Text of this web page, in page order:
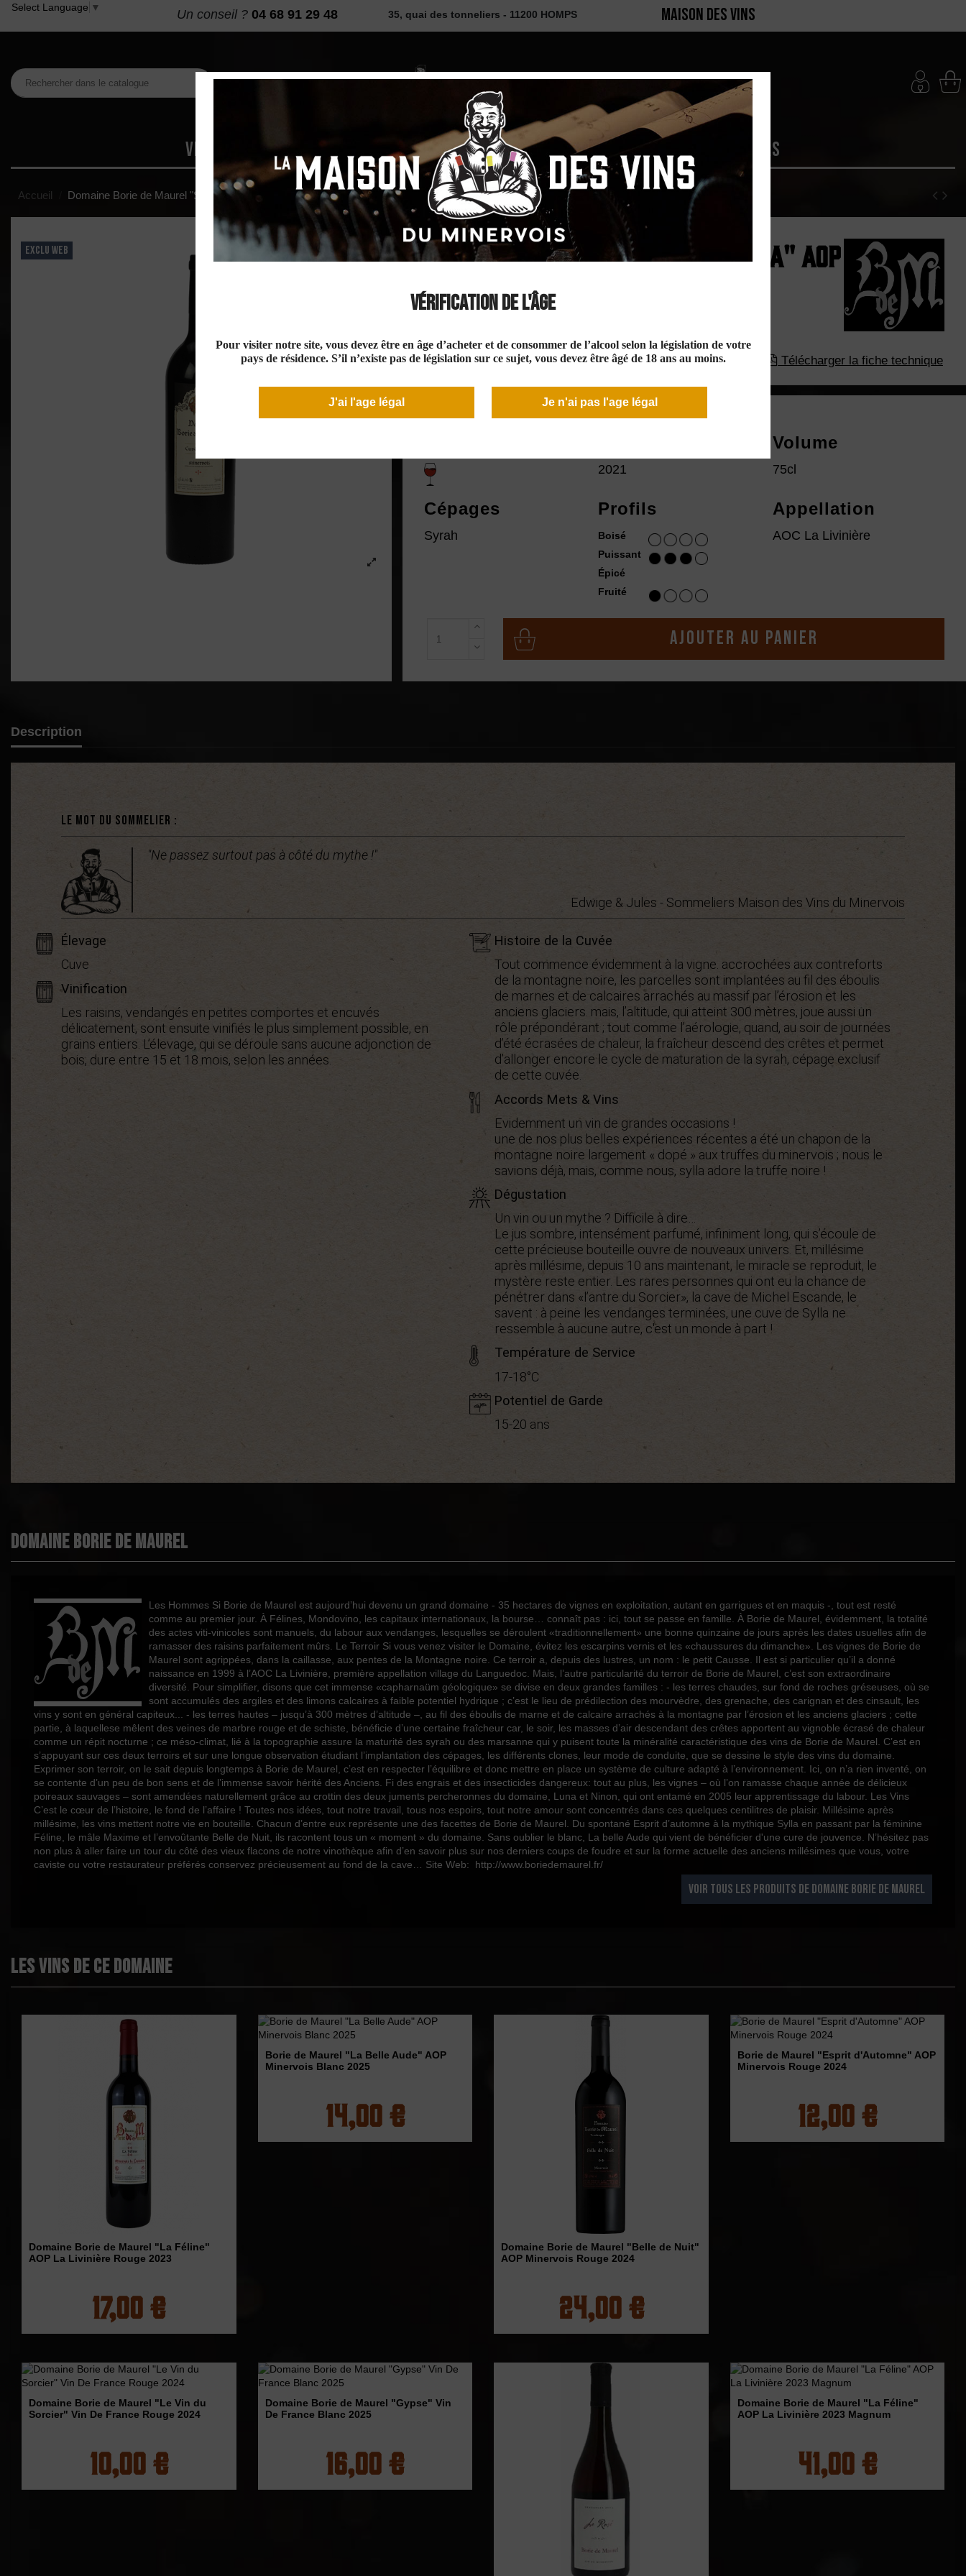
Vérification de l'âge
Pour visiter notre site, vous devez être en âge d’acheter et de consommer de l’alcool selon la législation de votre
pays de résidence. S’il n’existe pas de législation sur ce sujet, vous devez être âgé de 18 ans au moins.
J'ai l'age légal Je n'ai pas l'age légal
Un conseil ? 04 68 91 29 48 35, quai des tonneliers - 11200 HOMPS MAISON DES VINS
Select Language ▼
VINS MAISON DES VINS SELECTION
2026
COUP DE ❤ DÉCOUVERTE PRODUCTEURS
Accueil Domaine Borie de Maurel "Sylla" AOP Livinière Rouge 2021
EXCLU WEB
Domaine Borie de Maurel "Sylla" AOP
Livinière Rouge 2021
Télécharger la fiche technique
2021
Volume
75cl
Cépages
Syrah
Profils
Boisé
Puissant
Épicé
Fruité
Appellation
AOC La Livinière
Ajouter au panier
Description
Le mot du sommelier :
"Ne passez surtout pas à côté du mythe !"
Edwige & Jules - Sommeliers Maison des Vins du Minervois
Élevage
Cuve
Vinification
Les raisins, vendangés en petites comportes et encuvés
délicatement, sont ensuite vinifiés le plus simplement possible, en
grains entiers. L’élevage, qui se déroule sans aucune adjonction de
bois, dure entre 15 et 18 mois, selon les années.
Histoire de la Cuvée
Tout commence évidemment à la vigne. accrochées aux contreforts
de la montagne noire, les parcelles sont implantées au fil des éboulis
de marnes et de calcaires arrachés au massif par l’érosion et les
anciens glaciers. mais, l’altitude, qui atteint 300 mètres, joue aussi un
rôle prépondérant ; tout comme l’aérologie, quand, au soir de journées
d’été écrasées de chaleur, la fraîcheur descend des crêtes et permet
d’allonger encore le cycle de maturation de la syrah, cépage exclusif
de cette cuvée.
Accords Mets & Vins
Evidemment un vin de grandes occasions !
une de nos plus belles expériences récentes a été un chapon de la
montagne noire largement « dopé » aux truffes du minervois ; nous le
savions déjà, mais, comme nous, sylla adore la truffe noire !
Dégustation
Un vin ou un mythe ? Difficile à dire…
Le jus sombre, intensément parfumé, infiniment long, qui s’écoule de
cette précieuse bouteille ouvre de nouveaux univers. Et, millésime
après millésime, depuis 10 ans maintenant, le miracle se reproduit, le
mystère reste entier. Les rares personnes qui ont eu la chance de
pénétrer dans «l’antre du Sorcier», la cave de Michel Escande, le
savent : à peine les vendanges terminées, une cuve de Sylla ne
ressemble à aucune autre, c'est un monde à part !
Température de Service
17-18°C
Potentiel de Garde
15-20 ans
Épicé
Profil Puissant
Couleur Rouge
Millésime
Volume 75cl
Rayons
Vin Autres Années
Vin Autres Années
Vin Autres Années
Domaine Borie de Maurel
Les Hommes Si Borie de Maurel est aujourd’hui devenu un grand domaine - 35 hectares de vignes en exploitation, autant en garrigues et en maquis -, tout est resté
comme au premier jour. À Félines, Mondovino, les capitaux internationaux, la bourse… connaît pas : ici, tout se passe en famille. À Borie de Maurel, évidemment, la totalité
des actes viti-vinicoles sont manuels, du labour aux vendanges, lesquelles se déroulent «traditionnellement» une bonne quinzaine de jours après les dates usuelles afin de
ramasser des raisins parfaitement mûrs. Le Terroir Si vous venez visiter le Domaine, évitez les escarpins vernis et les «chaussures du dimanche». Les vignes de Borie de
Maurel sont agrippées, dans la caillasse, aux pentes de la Montagne noire. Ce terroir a, depuis des lustres, un nom : le petit Causse. Il est si particulier qu’il a donné
naissance en 1999 à l’AOC La Livinière, première appellation village du Languedoc. Mais, l’autre particularité du terroir de Borie de Maurel, c’est son extraordinaire
diversité. Pour simplifier, disons que cet immense «capharnaüm géologique» se divise en deux grandes familles : - les terres chaudes, sur fond de roches gréseuses, où se
sont accumulés des argiles et des limons calcaires à faible potentiel hydrique ; c’est le lieu de prédilection des mourvèdre, des grenache, des carignan et des cinsault, les
vins y sont en général capiteux... - les terres hautes – jusqu’à 300 mètres d’altitude –, au fil des éboulis de marne et de calcaire arrachés à la montagne par l’érosion et les anciens glaciers ; cette
partie, à laquellese mêlent des veines de marbre rouge et de schiste, bénéficie d’une certaine fraîcheur car, le soir, les masses d’air descendant des crêtes apportent au vignoble écrasé de chaleur
comme un répit nocturne ; ce méso-climat, lié à la topographie assure la maturité des syrah ou des marsanne qui y puisent toute la minéralité caractéristique des vins de Borie de Maurel. C’est en
s’appuyant sur ces deux terroirs et sur une longue observation étudiant l’implantation des cépages, les différents clones, leur mode de conduite, que se dessine le style des vins du domaine.
Exprimer son terroir, on le sait depuis longtemps à Borie de Maurel, c’est en respecter l’équilibre et donc mettre en place un système de culture adapté à l’environnement. Ici, on n’a rien inventé, on
se contente d’un peu de bon sens et de l’immense savoir hérité des Anciens. Fi des engrais et des insecticides dangereux: tout au plus, les vignes – où l’on ramasse chaque année de délicieux
poireaux sauvages – sont amendées naturellement grâce au crottin des deux juments percheronnes du domaine, Luna et Ninon, qui ont entamé en 2005 leur apprentissage du labour. Les Vins
C’est le cœur de l’histoire, le fond de l’affaire ! Toutes nos idées, tout notre travail, tous nos espoirs, tout notre amour sont concentrés dans ces quelques centilitres de plaisir. Millésime après
millésime, les vins mettent notre vie en bouteille. Chacun d’entre eux représente une des facettes de Borie de Maurel. Du spontané Esprit d’automne à la mythique Sylla en passant par la féminine
Féline, le mâle Maxime et l’envoûtante Belle de Nuit, ils racontent tous un « moment » du domaine. Sans oublier le blanc, La belle Aude qui vient de bénéficier d'une cure de jouvence. N’hésitez pas
non plus à aller faire un tour du côté des vieux flacons de notre vinothèque afin d’en savoir plus sur nos derniers coups de foudre et sur la forme actuelle des anciens millésimes que vous, votre
caviste ou votre restaurateur préférés conservez précieusement au fond de la cave… Site Web: http://www.boriedemaurel.fr/
VOIR TOUS LES PRODUITS DE DOMAINE BORIE DE MAUREL
Les vins de ce domaine
Domaine Borie de Maurel "La Féline"
AOP La Livinière Rouge 2023
17,00 €
Borie de Maurel "La Belle Aude" AOP
Minervois Blanc 2025
14,00 €
Domaine Borie de Maurel "Belle de Nuit"
AOP Minervois Rouge 2024
24,00 €
Borie de Maurel "Esprit d'Automne" AOP
Minervois Rouge 2024
12,00 €
Domaine Borie de Maurel "Le Vin du
Sorcier" Vin De France Rouge 2024
10,00 €
Domaine Borie de Maurel "Gypse" Vin
De France Blanc 2025
16,00 €
Domaine Borie de Maurel "La Féline"
AOP La Livinière 2023 Magnum
41,00 €